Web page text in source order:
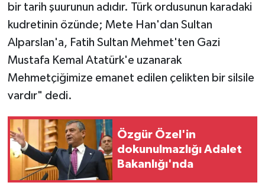
bir tarih şuurunun adıdır. Türk ordusunun karadaki
kudretinin özünde; Mete Han'dan Sultan
Alparslan'a, Fatih Sultan Mehmet'ten Gazi
Mustafa Kemal Atatürk'e uzanarak
Mehmetçiğimize emanet edilen çelikten bir silsile
vardır" dedi.
Özgür Özel'in
dokunulmazlığı Adalet
Bakanlığı'nda